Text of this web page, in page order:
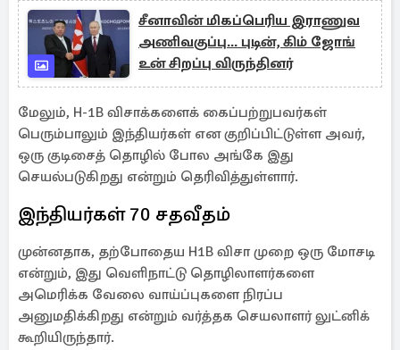
சீனாவின் மிகப்பெரிய இராணுவ
அணிவகுப்பு... புடின், கிம் ஜோங்
உன் சிறப்பு விருந்தினர்
மேலும், H-1B விசாக்களைக் கைப்பற்றுபவர்கள்
பெரும்பாலும் இந்தியர்கள் என குறிப்பிட்டுள்ள அவர்,
ஒரு குடிசைத் தொழில் போல அங்கே இது
செயல்படுகிறது என்றும் தெரிவித்துள்ளார்.
இந்தியர்கள் 70 சதவீதம்
முன்னதாக, தற்போதைய H1B விசா முறை ஒரு மோசடி
என்றும், இது வெளிநாட்டு தொழிலாளர்களை
அமெரிக்க வேலை வாய்ப்புகளை நிரப்ப
அனுமதிக்கிறது என்றும் வர்த்தக செயலாளர் லுட்னிக்
கூறியிருந்தார்.